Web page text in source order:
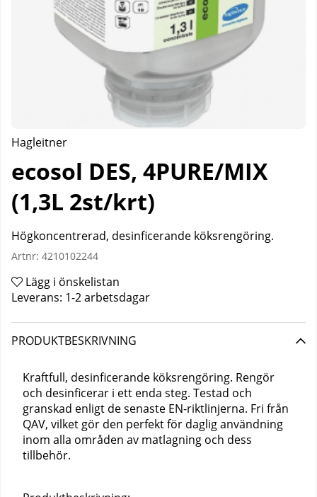
Hagleitner
ecosol DES, 4PURE/MIX
(1,3L 2st/krt)
Högkoncentrerad, desinficerande köksrengöring.
Artnr: 4210102244
Lägg i önskelistan
Leverans: 1-2 arbetsdagar
PRODUKTBESKRIVNING
Kraftfull, desinficerande köksrengöring. Rengör
och desinficerar i ett enda steg. Testad och
granskad enligt de senaste EN-riktlinjerna. Fri från
QAV, vilket gör den perfekt för daglig användning
inom alla områden av matlagning och dess
tillbehör.